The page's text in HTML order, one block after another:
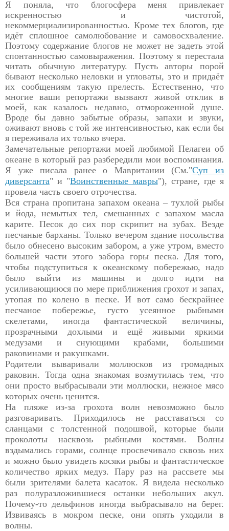
Я поняла, что блогосфера меня привлекает
искренностью и чистотой,
некоммерциализированностью. Кроме тех блогов, где
идёт сплошное самолюбование и самовосхваление.
Поэтому содержание блогов не может не задеть этой
спонтанностью самовыражения. Поэтому я перестала
читать обычную литературу. Пусть авторы порой
бывают несколько неловки и угловаты, это и придаёт
их сообщениям такую прелесть. Естественно, что
многие ваши репортажи вызвают живой отклик в
моей, как казалось недавно, отмороженной душе.
Вроде бы давно забытые образы, запахи и звуки,
оживают вновь с той же интенсивностью, как если бы
я переживала их только вчера.
Замечательные репортажи моей любимой Пелагеи об
океане в который раз разбередили мои воспоминания.
Я уже писала ранее о Мавритании (См."Суп из
диверсанта" и "Воинственные мавры"), стране, где я
провела часть своего отрочества.
Вся страна пропитана запахом океана – тухлой рыбы
и йода, немытых тел, смешанных с запахом масла
карите. Песок до сих пор скрипит на зубах. Везде
песчаные барханы. Только вечером здание посольства
было обнесено высоким забором, а уже утром, вместо
большей части этого забора горы песка. Для того,
чтобы подступиться к океанскому побережью, надо
было выйти из машины и долго идти на
усиливающиюся по мере приближения грохот и запах,
утопая по колено в песке. И вот само бескрайнее
песчаное побережье, густо усеянное рыбными
скелетами, иногда фантастической величины,
прозрачными дохлыми и ещё живыми яркими
медузами и снующими крабами, большими
раковинами и ракушками.
Родители вываривали моллюсков из громадных
раковин. Тогда одна знакомая возмутилась тем, что
они просто выбрасывали эти моллюски, нежное мясо
которых очень ценится.
На пляже из-за грохота волн невозможно было
разговаривать. Приходилось не расставаться со
сланцами с толстенной подошвой, которые были
проколоты насквозь рыбными костями. Волны
вздымались горами, солнце просвечивало сквозь них
и можно было увидеть косяки рыбы и фантастическое
количество ярких медуз. Пару раз на рассвете мы
были зрителями балета касаток. Я видела несколько
раз полуразложившиеся останки небольших акул.
Почему-то дельфинов иногда выбрасывало на берег.
Извиваясь в мокром песке, они опять уходили в
волны.